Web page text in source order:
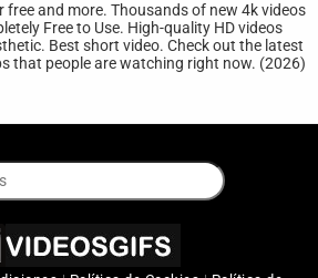
free and more. Thousands of new 4k videos
Free to Use. High-quality HD videos
Best short video. Check out the latest
that people are watching right now. (2026)